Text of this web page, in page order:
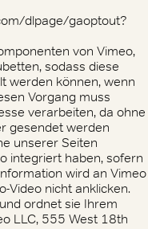
dlpage/gaoptout?
von Vimeo,
sodass diese
werden können, wenn
Vorgang muss
verarbeiten, da ohne
gesendet werden
unserer Seiten
integriert haben, sofern
wird an Vimeo
Video nicht anklicken.
ordnet sie Ihrem
LLC, 555 West 18th